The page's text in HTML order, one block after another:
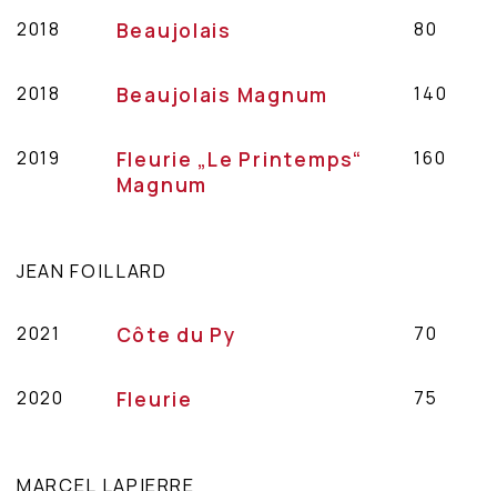
2018 Beaujolais 80
2018 Beaujolais Magnum 140
2019
Fleurie „Le Printemps“
Magnum
160
JEAN FOILLARD
2021 Côte du Py 70
2020 Fleurie 75
MARCEL LAPIERRE